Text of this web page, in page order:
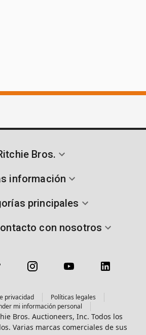
Bros.
información
principales
con nosotros
privacidad
Políticas legales
mi información personal
Bros. Auctioneers, Inc. Todos los
Varias marcas comerciales de sus